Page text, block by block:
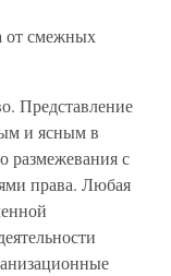
от смежных
Представление
и ясным в
размежевания с
права. Любая